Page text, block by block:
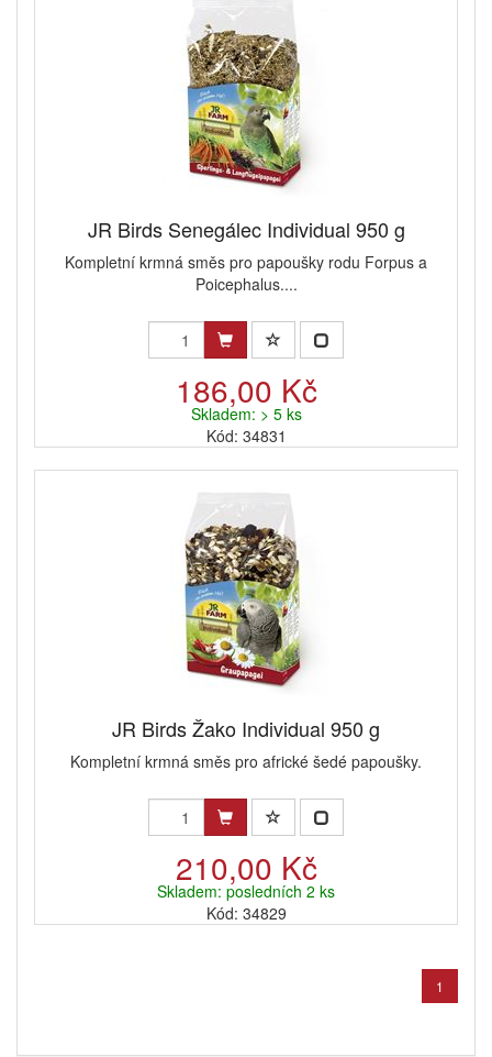
JR Birds Senegálec Individual 950 g
Kompletní krmná směs pro papoušky rodu Forpus a
Poicephalus....
186,00 Kč
Skladem: > 5 ks
Kód: 34831
JR Birds Žako Individual 950 g
Kompletní krmná směs pro africké šedé papoušky.
210,00 Kč
Skladem: posledních 2 ks
Kód: 34829
1